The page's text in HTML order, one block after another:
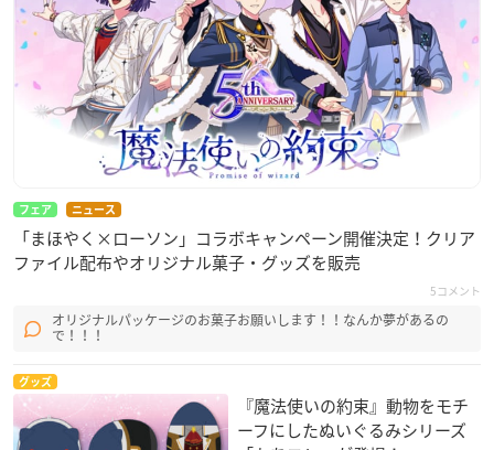
フェア ニュース
「まほやく×ローソン」コラボキャンペーン開催決定！クリア
ファイル配布やオリジナル菓子・グッズを販売
5コメント
オリジナルパッケージのお菓子お願いします！！なんか夢があるの
で！！！
グッズ
『魔法使いの約束』動物をモチ
ーフにしたぬいぐるみシリーズ